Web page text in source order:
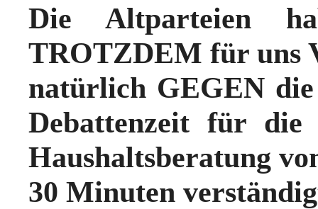
Die Altparteien
TROTZDEM für uns
natürlich GEGEN
Debattenzeit für
Haushaltsberatung
30 Minuten